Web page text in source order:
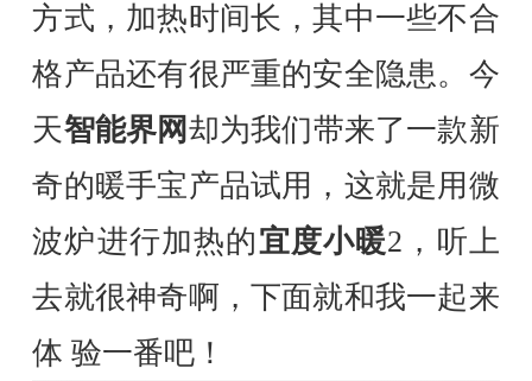
方式，加热时间长，其中一些不合
格产品还有很严重的安全隐患。今
天智能界网却为我们带来了一款新
奇的暖手宝产品试用，这就是用微
波炉进行加热的宜度小暖2，听上
去就很神奇啊，下面就和我一起来
体 验一番吧！